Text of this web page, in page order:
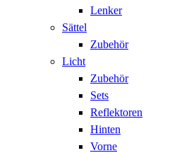
Lenker
Sättel
Zubehör
Licht
Zubehör
Sets
Reflektoren
Hinten
Vorne